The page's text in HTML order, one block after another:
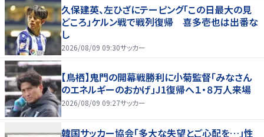
久保建英、左ひざにテーピング「この日最大の見
どころ」ケルン戦で戦列復帰 喜多壱也は出番な
し
2026/08/09 09:30サッカー
【鳥栖】鬼門の開幕戦勝利に小菊監督「みなさん
のエネルギーのおかげ」J1復帰へ１・８万人来場
2026/08/09 09:27サッカー
韓国サッカー協会「多大な失望とご心配を…」性